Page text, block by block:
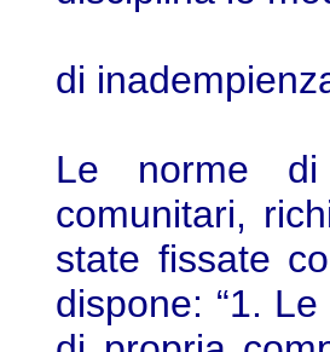
di
Le norme di
comunitari,
state fissate
dispone: “1.